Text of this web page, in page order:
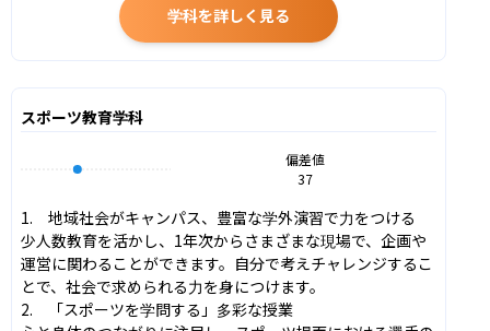
学科を詳しく見る
スポーツ教育学科
偏差値
37
1.　地域社会がキャンパス、豊富な学外演習で力をつける
少人数教育を活かし、1年次からさまざまな現場で、企画や
運営に関わることができます。自分で考えチャレンジするこ
とで、社会で求められる力を身につけます。
2.　「スポーツを学問する」多彩な授業